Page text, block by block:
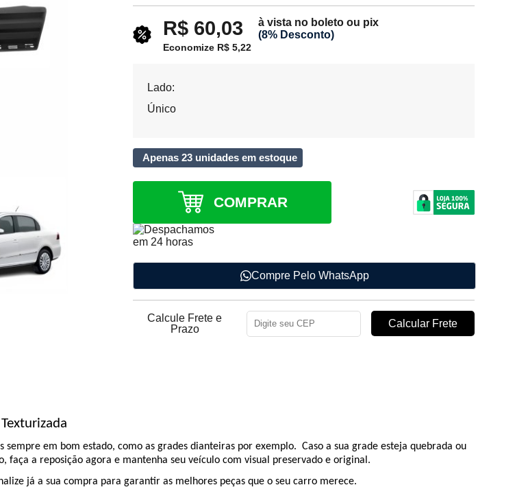
R$ 60,03
à vista no boleto ou pix
(8% Desconto)
Economize R$ 5,22
Lado:
Único
Apenas 23 unidades em estoque
COMPRAR
Compre Pelo WhatsApp
Calcule Frete e
Prazo
em bom estado, como as grades dianteiras por exemplo. Caso a sua grade esteja quebrada ou
a reposição agora e mantenha seu veículo com visual preservado e original.
já a sua compra para garantir as melhores peças que o seu carro merece.